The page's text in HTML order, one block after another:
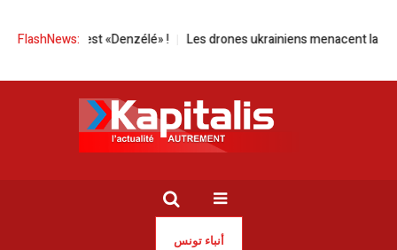
FlashNews:
est «Denzélé» ! Les drones ukrainiens menacent la vie de Poutine
أنباء تونس